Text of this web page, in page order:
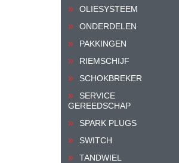
OLIESYSTEEM
ONDERDELEN
PAKKINGEN
RIEMSCHIJF
SCHOKBREKER
SERVICE
GEREEDSCHAP
SPARK PLUGS
SWITCH
TANDWIEL